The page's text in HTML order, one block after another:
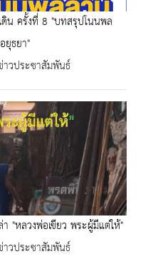
น ครั้งที่ 8 "บทสรุปโนนพล
ยุธยา"
วประชาสัมพันธ์
"หลวงพ่อเขียว พระผู้มีแต่ให้"
วประชาสัมพันธ์